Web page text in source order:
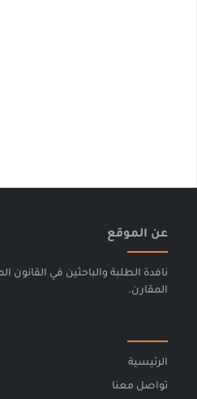
عن الموقع
نافدة الطلبة والباحثين في القانون
المقارن.
الرئيسية
تواصل معنا